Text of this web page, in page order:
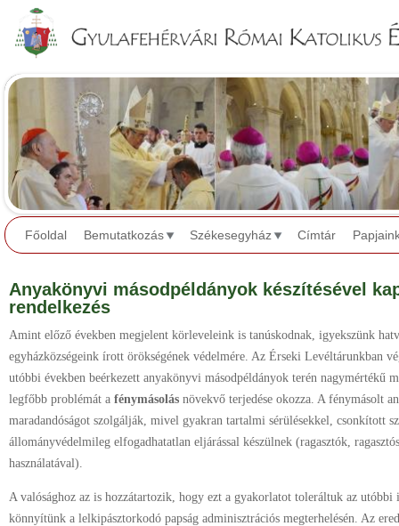
Főoldal Bemutatkozás Székesegyház Címtár
Anyakönyvi másodpéldányok készítésével
rendelkezés
Amint előző években megjelent körleveleink is tanúskodnak, igyekszünk
egyházközségeink írott örökségének védelmére. Az Érseki Levéltárunkban
utóbbi években beérkezett anyakönyvi másodpéldányok terén nagymértékű
legfőbb problémát a fénymásolás növekvő terjedése okozza. A fénymásolt
maradandóságot szolgálják, mivel gyakran tartalmi sérülésekkel, csonkított
állományvédelmileg elfogadhatatlan eljárással készülnek (ragasztók,
használatával).
A valósághoz az is hozzátartozik, hogy ezt a gyakorlatot toleráltuk az utóbbi
könnyítünk a lelkipásztorkodó papság adminisztrációs megterhelésén. Az